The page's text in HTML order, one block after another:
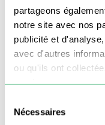
partageons
notre site avec nos
publicité et
avec d'autres
ou qu'ils ont
services.
Nécessaires
J'accepte les